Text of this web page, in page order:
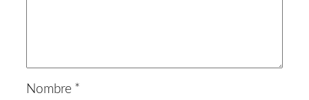
Nombre *